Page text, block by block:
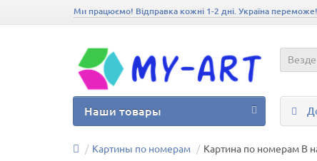
Ми працюємо! Відправка кожні 1-2 дні. Україна
Везде
Наши товары
Картины по номерам Картина по номерам В